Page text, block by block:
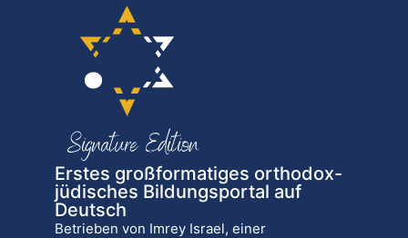
Erstes großformatiges orthodox-
jüdisches Bildungsportal auf
Deutsch
Betrieben von Imrey Israel, einer